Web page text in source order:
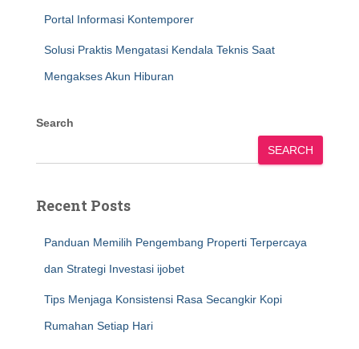
Portal Informasi Kontemporer
Solusi Praktis Mengatasi Kendala Teknis Saat
Mengakses Akun Hiburan
Search
SEARCH
Recent Posts
Panduan Memilih Pengembang Properti Terpercaya
dan Strategi Investasi ijobet
Tips Menjaga Konsistensi Rasa Secangkir Kopi
Rumahan Setiap Hari